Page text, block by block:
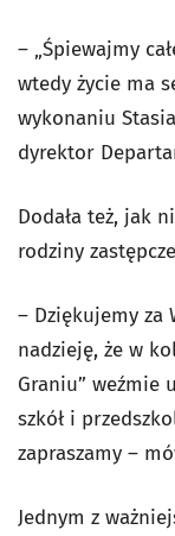
– „Śpiewajmy
wtedy życie ma
wykonaniu
dyrektor
Dodała też, jak
rodziny
– Dziękujemy za
nadzieję, że w
Graniu” weźmie
szkół i
zapraszamy –
Jednym z